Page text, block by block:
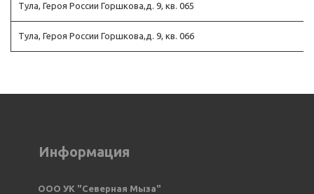
Тула, Героя России Горшкова,д. 9, кв. 065
Тула, Героя России Горшкова,д. 9, кв. 066
Информация
ООО УК "Северная Мыза"